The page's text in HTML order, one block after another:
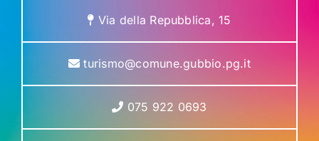
Via della Repubblica, 15
turismo@comune.gubbio.pg.it
075 922 0693